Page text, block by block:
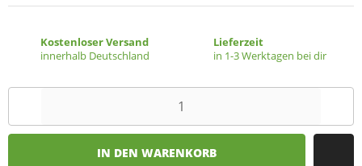
Kostenloser Versand
innerhalb Deutschland
Lieferzeit
in 1-3 Werktagen bei dir
IN DEN WARENKORB